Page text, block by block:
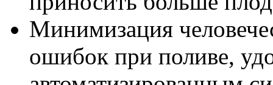
Минимизация
ошибок при поливе,